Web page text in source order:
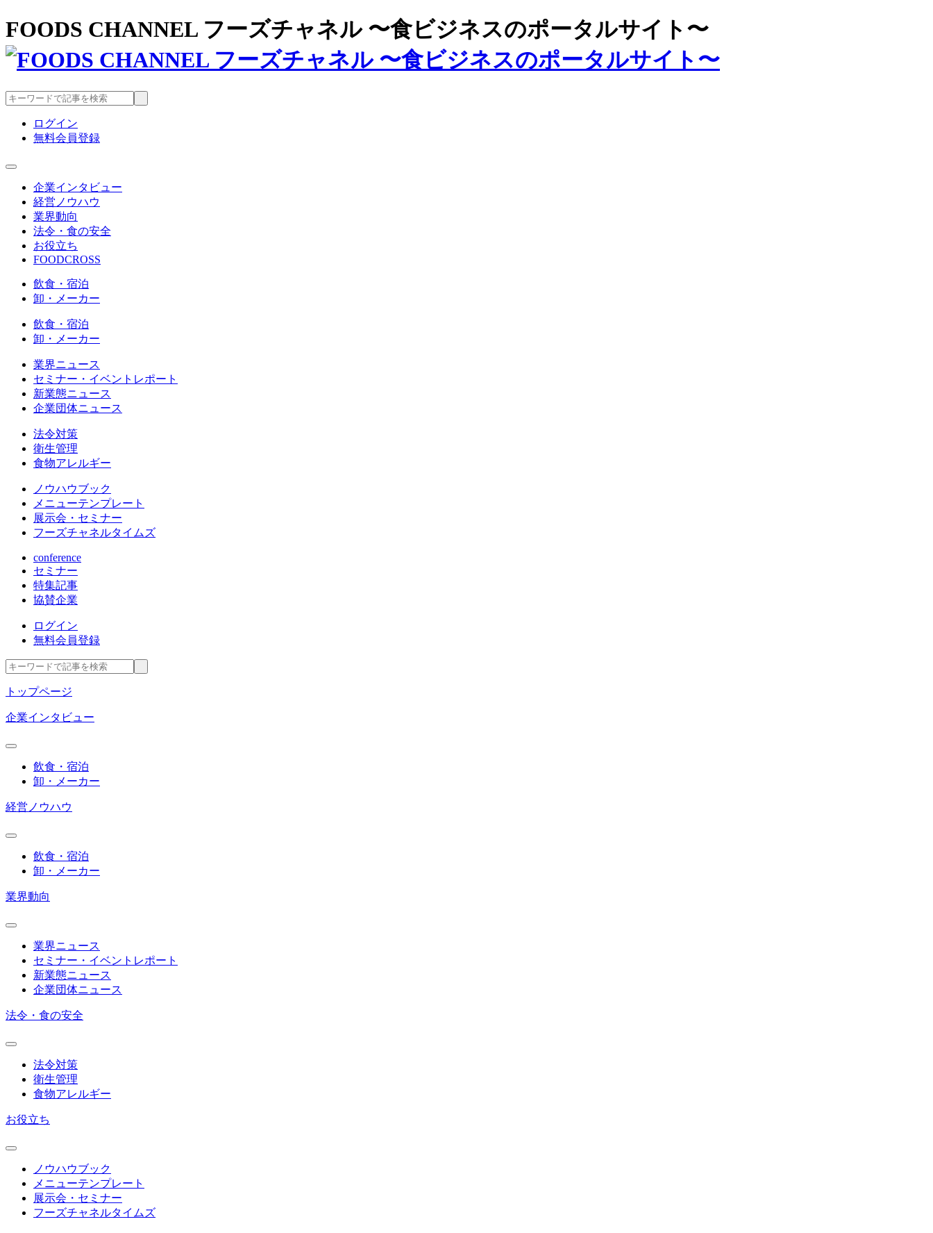
FOODS CHANNEL フーズチャネル 〜食ビジネスのポータルサイト〜
ログイン
無料会員登録
企業インタビュー
経営ノウハウ
業界動向
法令・食の安全
お役立ち
FOODCROSS
飲食・宿泊
卸・メーカー
飲食・宿泊
卸・メーカー
業界ニュース
セミナー・イベントレポート
新業態ニュース
企業団体ニュース
法令対策
衛生管理
食物アレルギー
ノウハウブック
メニューテンプレート
展示会・セミナー
フーズチャネルタイムズ
conference
セミナー
特集記事
協賛企業
ログイン
無料会員登録
トップページ
企業インタビュー
飲食・宿泊
卸・メーカー
経営ノウハウ
飲食・宿泊
卸・メーカー
業界動向
業界ニュース
セミナー・イベントレポート
新業態ニュース
企業団体ニュース
法令・食の安全
法令対策
衛生管理
食物アレルギー
お役立ち
ノウハウブック
メニューテンプレート
展示会・セミナー
フーズチャネルタイムズ